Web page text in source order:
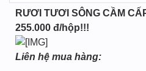
RƯƠI TƯƠI SÔNG CẦM
255.000 đ/hộp!!!
Liên hệ mua hàng: